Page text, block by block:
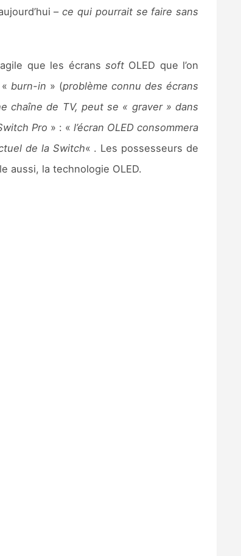
–ce qui pourrait se faire sans
que les écrans softOLED que l’on
«burn-in » (problème connu des écrans
chaîne de TV, peut se « graver » dans
Pro » : «l’écran OLED consommera
de la Switch« . Les possesseurs de
aussi, la technologie OLED.